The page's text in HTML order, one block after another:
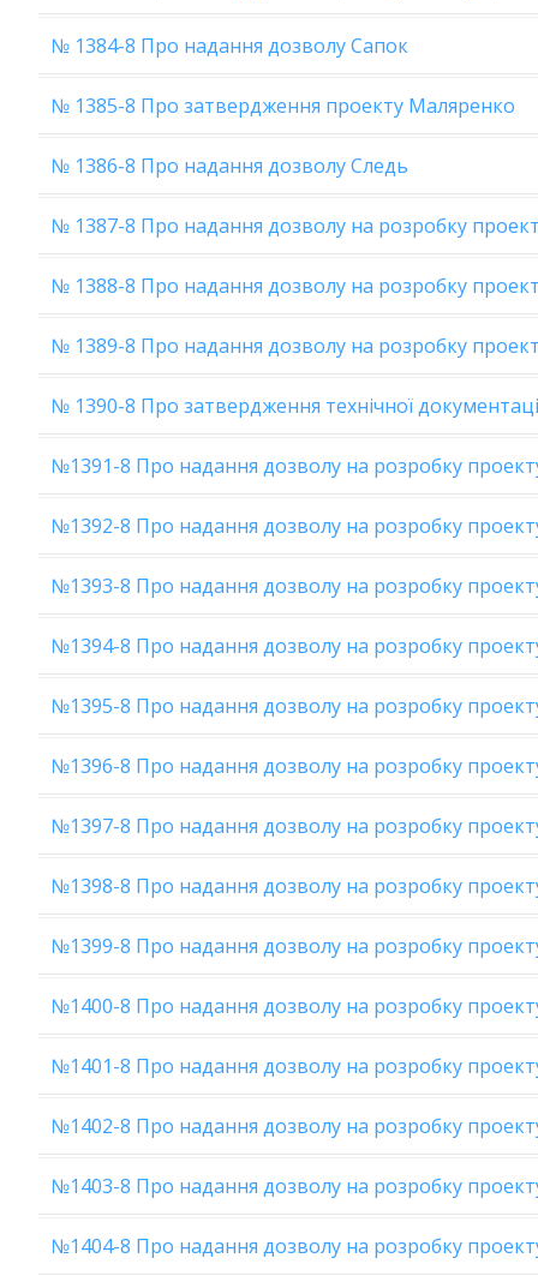
№ 1384-8 Про надання дозволу Сапок
№ 1385-8 Про затвердження проекту Маляренко
№ 1386-8 Про надання дозволу Следь
№ 1387-8 Про надання дозволу на розробку
№ 1388-8 Про надання дозволу на розробку
№ 1389-8 Про надання дозволу на розробку
№ 1390-8 Про затвердження технічної
№1391-8 Про надання дозволу на розробку
№1392-8 Про надання дозволу на розробку
№1393-8 Про надання дозволу на розробку
№1394-8 Про надання дозволу на розробку
№1395-8 Про надання дозволу на розробку
№1396-8 Про надання дозволу на розробку
№1397-8 Про надання дозволу на розробку
№1398-8 Про надання дозволу на розробку
№1399-8 Про надання дозволу на розробку
№1400-8 Про надання дозволу на розробку
№1401-8 Про надання дозволу на розробку
№1402-8 Про надання дозволу на розробку
№1403-8 Про надання дозволу на розробку
№1404-8 Про надання дозволу на розробку